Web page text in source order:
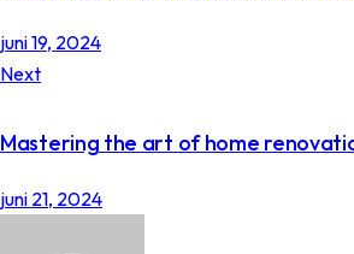
juni 19, 2024
Next
Mastering the art of home
juni 21, 2024